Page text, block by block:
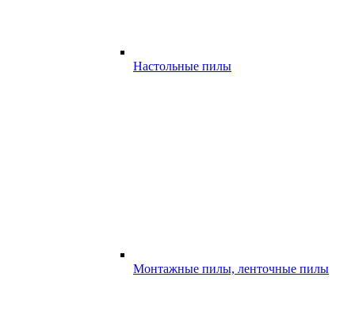
Настольные пилы
Монтажные пилы, ленточные пилы